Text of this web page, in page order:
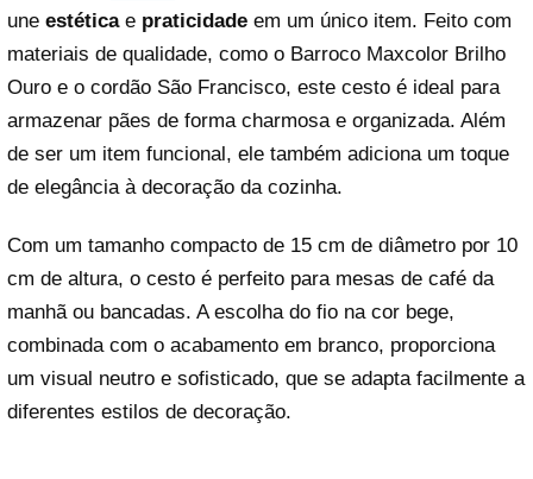
une estéticae praticidade em um único item. Feito com
materiais de qualidade, como o Barroco Maxcolor Brilho
Ouro e o cordão São Francisco, este cesto é ideal para
armazenar pães de forma charmosa e organizada. Além
de ser um item funcional, ele também adiciona um toque
de elegância à decoração da cozinha.
Com um tamanho compacto de 15 cm de diâmetro por 10
cm de altura, o cesto é perfeito para mesas de café da
manhã ou bancadas. A escolha do fio na cor bege,
combinada com o acabamento em branco, proporciona
um visual neutro e sofisticado, que se adapta facilmente a
diferentes estilos de decoração.